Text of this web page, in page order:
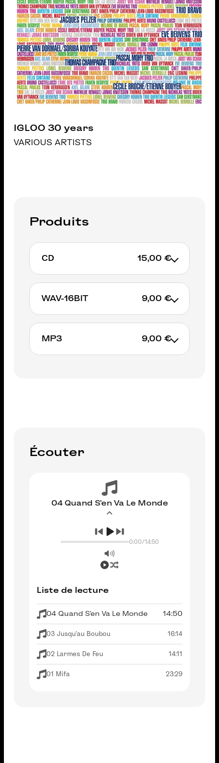
IGLOO 30 years
VARIOUS ARTISTS
Produits
CD 15,00 €
AJOUTER AU PANIER
WAV-16BIT 9,00 €
AJOUTER AU PANIER
MP3 9,00 €
Écouter
04 Quand S'en Va Le Monde
0:00/14:50
Liste de lecture
04 Quand S'en Va Le Monde 14:50
03 Jusqu'au Boubou 16:14
02 Larmes De Feu 14:11
01 Mifa 23:29